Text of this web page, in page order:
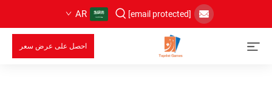
[email protected]
AR
احصل على عرض سعر